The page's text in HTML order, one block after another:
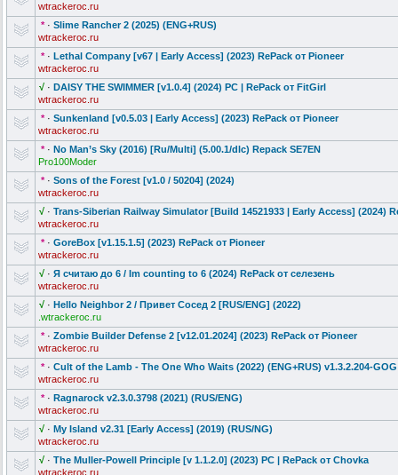
wtrackeroc.ru
* · Slime Rancher 2 (2025) (ENG+RUS)
wtrackeroc.ru
* · Lethal Company [v67 | Early Access] (2023) RePack от Pioneer
wtrackeroc.ru
√ · DAISY THE SWIMMER [v1.0.4] (2024) PC | RePack от FitGirl
wtrackeroc.ru
* · Sunkenland [v0.5.03 | Early Access] (2023) RePack от Pioneer
wtrackeroc.ru
* · No Man’s Sky (2016) [Ru/Multi] (5.00.1/dlc) Repack SE7EN
Pro100Moder
* · Sons of the Forest [v1.0 / 50204] (2024)
wtrackeroc.ru
√ · Trans-Siberian Railway Simulator [Build 14521933 | Early Access] (2024)
wtrackeroc.ru
* · GoreBox [v1.15.1.5] (2023) RePack от Pioneer
wtrackeroc.ru
√ · Я считаю до 6 / Im counting to 6 (2024) RePack от селезень
wtrackeroc.ru
√ · Hello Neighbor 2 / Привет Сосед 2 [RUS/ENG] (2022)
.wtrackeroc.ru
* · Zombie Builder Defense 2 [v12.01.2024] (2023) RePack от Pioneer
wtrackeroc.ru
* · Cult of the Lamb - The One Who Waits (2022) (ENG+RUS) v1.3.2.204-GOG
wtrackeroc.ru
* · Ragnarock v2.3.0.3798 (2021) (RUS/ENG)
wtrackeroc.ru
√ · My Island v2.31 [Early Access] (2019) (RUS/NG)
wtrackeroc.ru
√ · The Muller-Powell Principle [v 1.1.2.0] (2023) PC | RePack от Chovka
wtrackeroc.ru